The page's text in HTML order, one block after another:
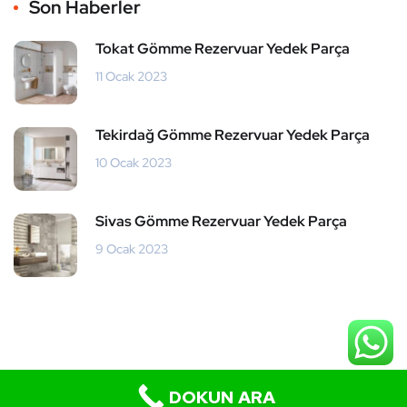
Son Haberler
Tokat Gömme Rezervuar Yedek Parça
11 Ocak 2023
Tekirdağ Gömme Rezervuar Yedek Parça
10 Ocak 2023
Sivas Gömme Rezervuar Yedek Parça
9 Ocak 2023
DOKUN ARA